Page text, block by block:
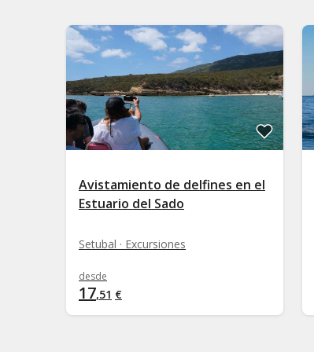
Avistamiento de delfines en el
Estuario del Sado
Setubal · Excursiones
desde
17,51 €